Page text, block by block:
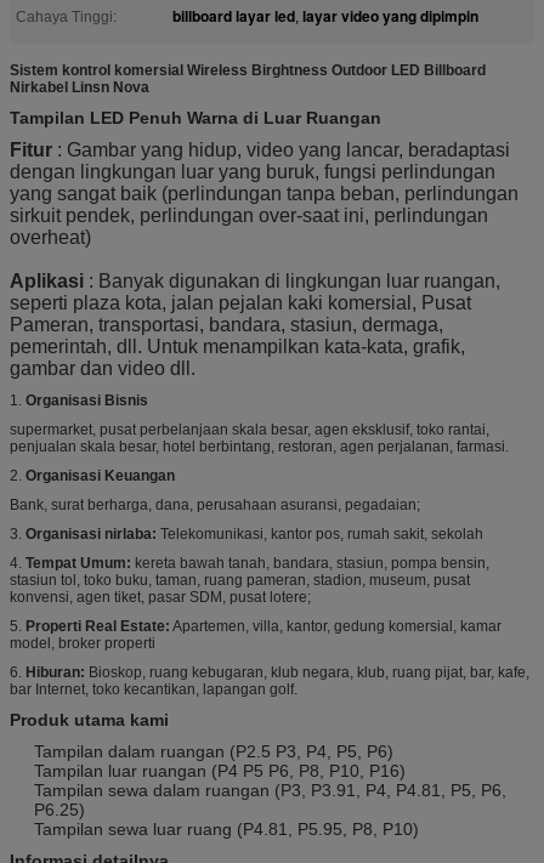
Cahaya Tinggi:
billboard layar led, layar video yang dipimpin
Sistem kontrol komersial Wireless Birghtness Outdoor LED Billboard
Nirkabel Linsn Nova
Tampilan LED Penuh Warna di Luar Ruangan
Fitur : Gambar yang hidup, video yang lancar, beradaptasi
dengan lingkungan luar yang buruk, fungsi perlindungan
yang sangat baik (perlindungan tanpa beban, perlindungan
sirkuit pendek, perlindungan over-saat ini, perlindungan
overheat)
Aplikasi : Banyak digunakan di lingkungan luar ruangan,
seperti plaza kota, jalan pejalan kaki komersial, Pusat
Pameran, transportasi, bandara, stasiun, dermaga,
pemerintah, dll. Untuk menampilkan kata-kata, grafik,
gambar dan video dll.
1. Organisasi Bisnis
supermarket, pusat perbelanjaan skala besar, agen eksklusif, toko rantai,
penjualan skala besar, hotel berbintang, restoran, agen perjalanan, farmasi.
2. Organisasi Keuangan
Bank, surat berharga, dana, perusahaan asuransi, pegadaian;
3. Organisasi nirlaba: Telekomunikasi, kantor pos, rumah sakit, sekolah
4. Tempat Umum: kereta bawah tanah, bandara, stasiun, pompa bensin,
stasiun tol, toko buku, taman, ruang pameran, stadion, museum, pusat
konvensi, agen tiket, pasar SDM, pusat lotere;
5. Properti Real Estate: Apartemen, villa, kantor, gedung komersial, kamar
model, broker properti
6. Hiburan: Bioskop, ruang kebugaran, klub negara, klub, ruang pijat, bar, kafe,
bar Internet, toko kecantikan, lapangan golf.
Produk utama kami
Tampilan dalam ruangan (P2.5 P3, P4, P5, P6)
Tampilan luar ruangan (P4 P5 P6, P8, P10, P16)
Tampilan sewa dalam ruangan (P3, P3.91, P4, P4.81, P5, P6,
P6.25)
Tampilan sewa luar ruang (P4.81, P5.95, P8, P10)